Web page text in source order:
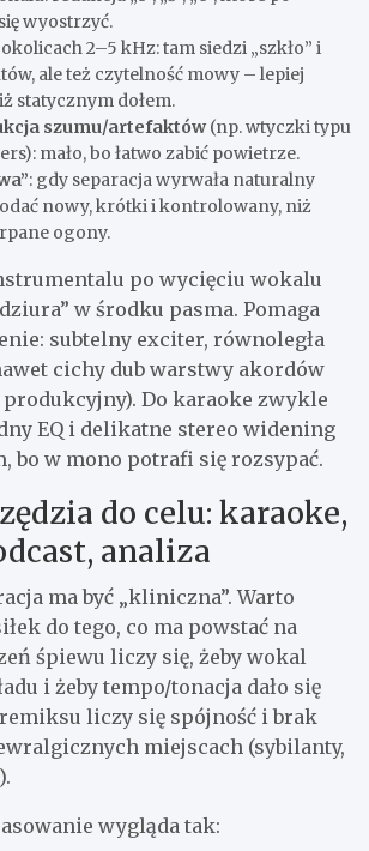
wyostrzyć.
2–5 kHz: tam siedzi „szkło” i
ale też czytelność mowy – lepiej
statycznym dołem.
szumu/artefaktów(np. wtyczki typu
mało, bo łatwo zabić powietrze.
: gdy separacja wyrwała naturalny
nowy, krótki i kontrolowany, niż
ogony.
po wycięciu wokalu
w środku pasma. Pomaga
subtelny exciter, równoległa
cichy dub warstwy akordów
Do karaoke zwykle
EQ i delikatne stereo widening
bo w mono potrafi się rozsypać.
do celu: karaoke,
analiza
ma być „kliniczna”. Warto
do tego, co ma powstać na
śpiewu liczy się, żeby wokal
i żeby tempo/tonacja dało się
remiksu liczy się spójność i brak
miejscach (sybilanty,
wygląda tak: